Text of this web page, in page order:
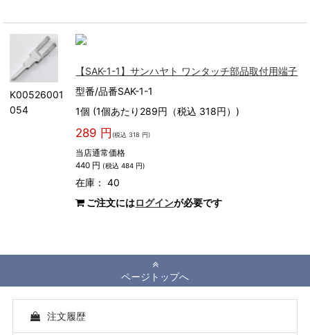
K00526001
054
【SAK-1-1】サンハヤト ワンタッチ部品取付用端子
型番/品番SAK-1-1
1個 (1個あたり289円（税込 318円）)
289 円 (税込 318 円)
当店通常価格
440 円 (税込 484 円)
在庫： 40
ご注文にはログインが必要です
ページトップへ
注文履歴